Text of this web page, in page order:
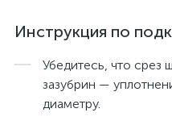
Инструкция по
Убедитесь, что срез
зазубрин —
диаметру.